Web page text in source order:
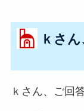
ｋさ
ｋさん、ご回